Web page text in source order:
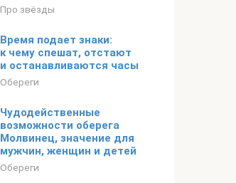
Про звёзды
Время подает знаки:
к чему спешат, отстают
и останавливаются часы
Обереги
Чудодейственные
возможности оберега
Молвинец, значение для
мужчин, женщин и детей
Обереги